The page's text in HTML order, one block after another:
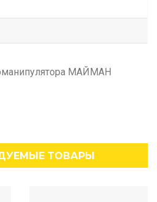
МАЙМАН
ТОВАРЫ